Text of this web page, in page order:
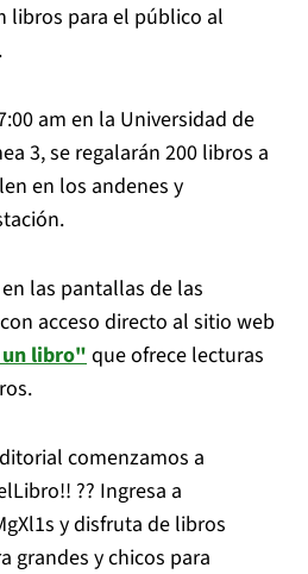
libros para el público al
am en la Universidad de
3, se regalarán 200 libros a
en los andenes y
las pantallas de las
acceso directo al sitio web
un libro"que ofrece lecturas
comenzamos a
!! ?? Ingresa a
y disfruta de libros
grandes y chicos para